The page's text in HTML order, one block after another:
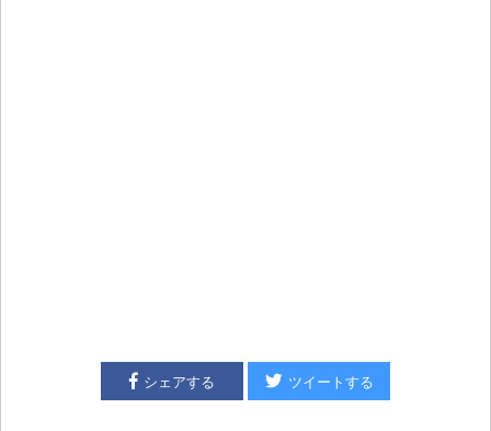
シェアする ツイートする